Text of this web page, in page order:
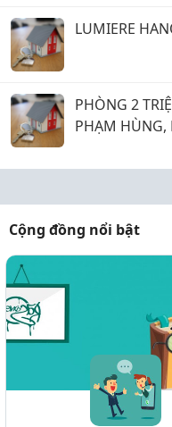
LUMIERE
PHÒNG 2
PHẠM HÙNG,
Cộng đồng nổi bật